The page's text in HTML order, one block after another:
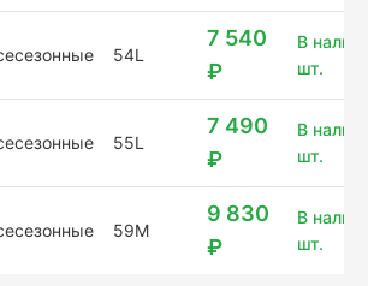
54L
7 540
₽
В
шт.
55L
7 490
₽
В
шт.
59M
9 830
₽
В
шт.